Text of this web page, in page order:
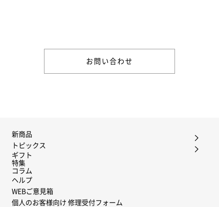
お問い合わせ
新商品
トピックス
ギフト
特集
コラム
ヘルプ
WEBご意見箱
個人のお客様向け 修理受付フォーム